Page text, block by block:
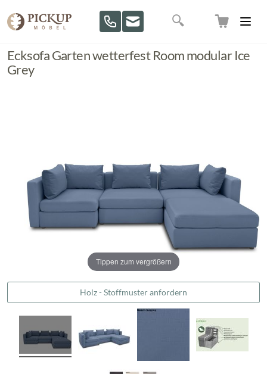
Suche
Ecksofa Garten wetterfest Room modular Ice
Grey
Tippen zum vergrößern
Holz - Stoffmuster anfordern